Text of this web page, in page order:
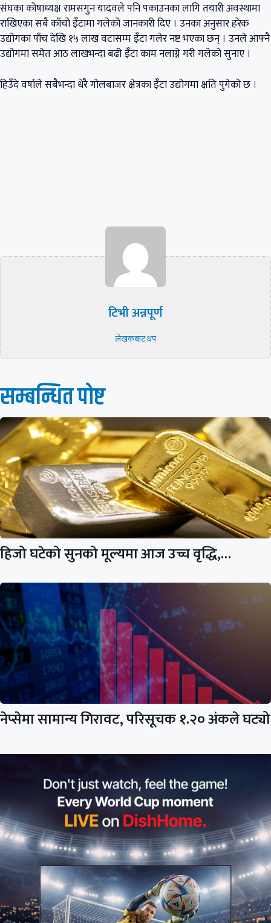
संघका कोषाध्यक्ष रामसगुन यादवले पनि पकाउनका लागि तयारी अवस्थामा
राखिएका सबै काँचो इँटामा गलेको जानकारी दिए । उनका अनुसार हरेक
उद्योगका पाँच देखि १५ लाख वटासम्म इँटा गलेर नष्ट भएका छन् । उनले आफ्नै
उद्योगमा समेत आठ लाखभन्दा बढी इँटा काम नलाग्ने गरी गलेको सुनाए ।
हिउँदे वर्षाले सबैभन्दा धेरै गोलबाजर क्षेत्रका इँटा उद्योगमा क्षति पुगेको छ ।
टिभी अन्नपूर्ण
लेखकबाट थप
सम्बन्धित पाेष्ट
हिजो घटेको सुनको मूल्यमा आज उच्च वृद्धि,…
नेप्सेमा सामान्य गिरावट, परिसूचक १.२० अंकले घट्यो